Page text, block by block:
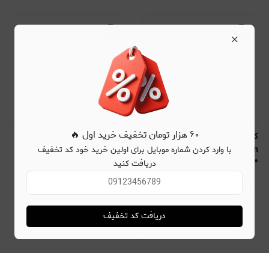
کاور شفاف مگ سیف Green
Lion آیفون ۱۴ پلاس مدل
Magsafe Delgado
۳۹۰٫۰۰۰
پلاس مدل Delgado
۳۹۰٫۰۰۰
×
۶۰ هزار تومان تخفیف خرید اول 🔥
با وارد کردن شماره موبایل برای اولین خرید خود کد تخفیف
دریافت کنید
دریافت کد تخفیف